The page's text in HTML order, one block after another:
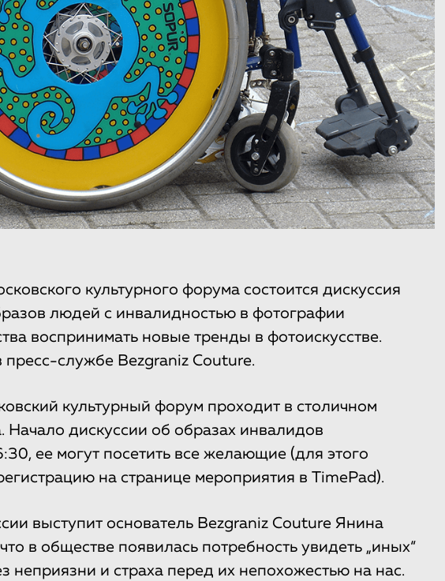
культурного форума состоится дискуссия
людей с инвалидностью в фотографии
воспринимать новые тренды в фотоискусстве.
пресс-службе Bezgraniz Couture.
культурный форум проходит в столичном
дискуссии об образах инвалидов
ее могут посетить все желающие (для этого
на странице мероприятия в TimePad).
выступит основатель Bezgraniz Couture Янина
в обществе появилась потребность увидеть „иных“
неприязни и страха перед их непохожестью на нас.